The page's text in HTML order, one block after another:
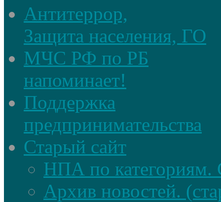
Антитеррор,
Защита населения, ГО
МЧС РФ по РБ
напоминает!
Поддержка
предпринимательства
Старый сайт
НПА по категориям.
Архив новостей.